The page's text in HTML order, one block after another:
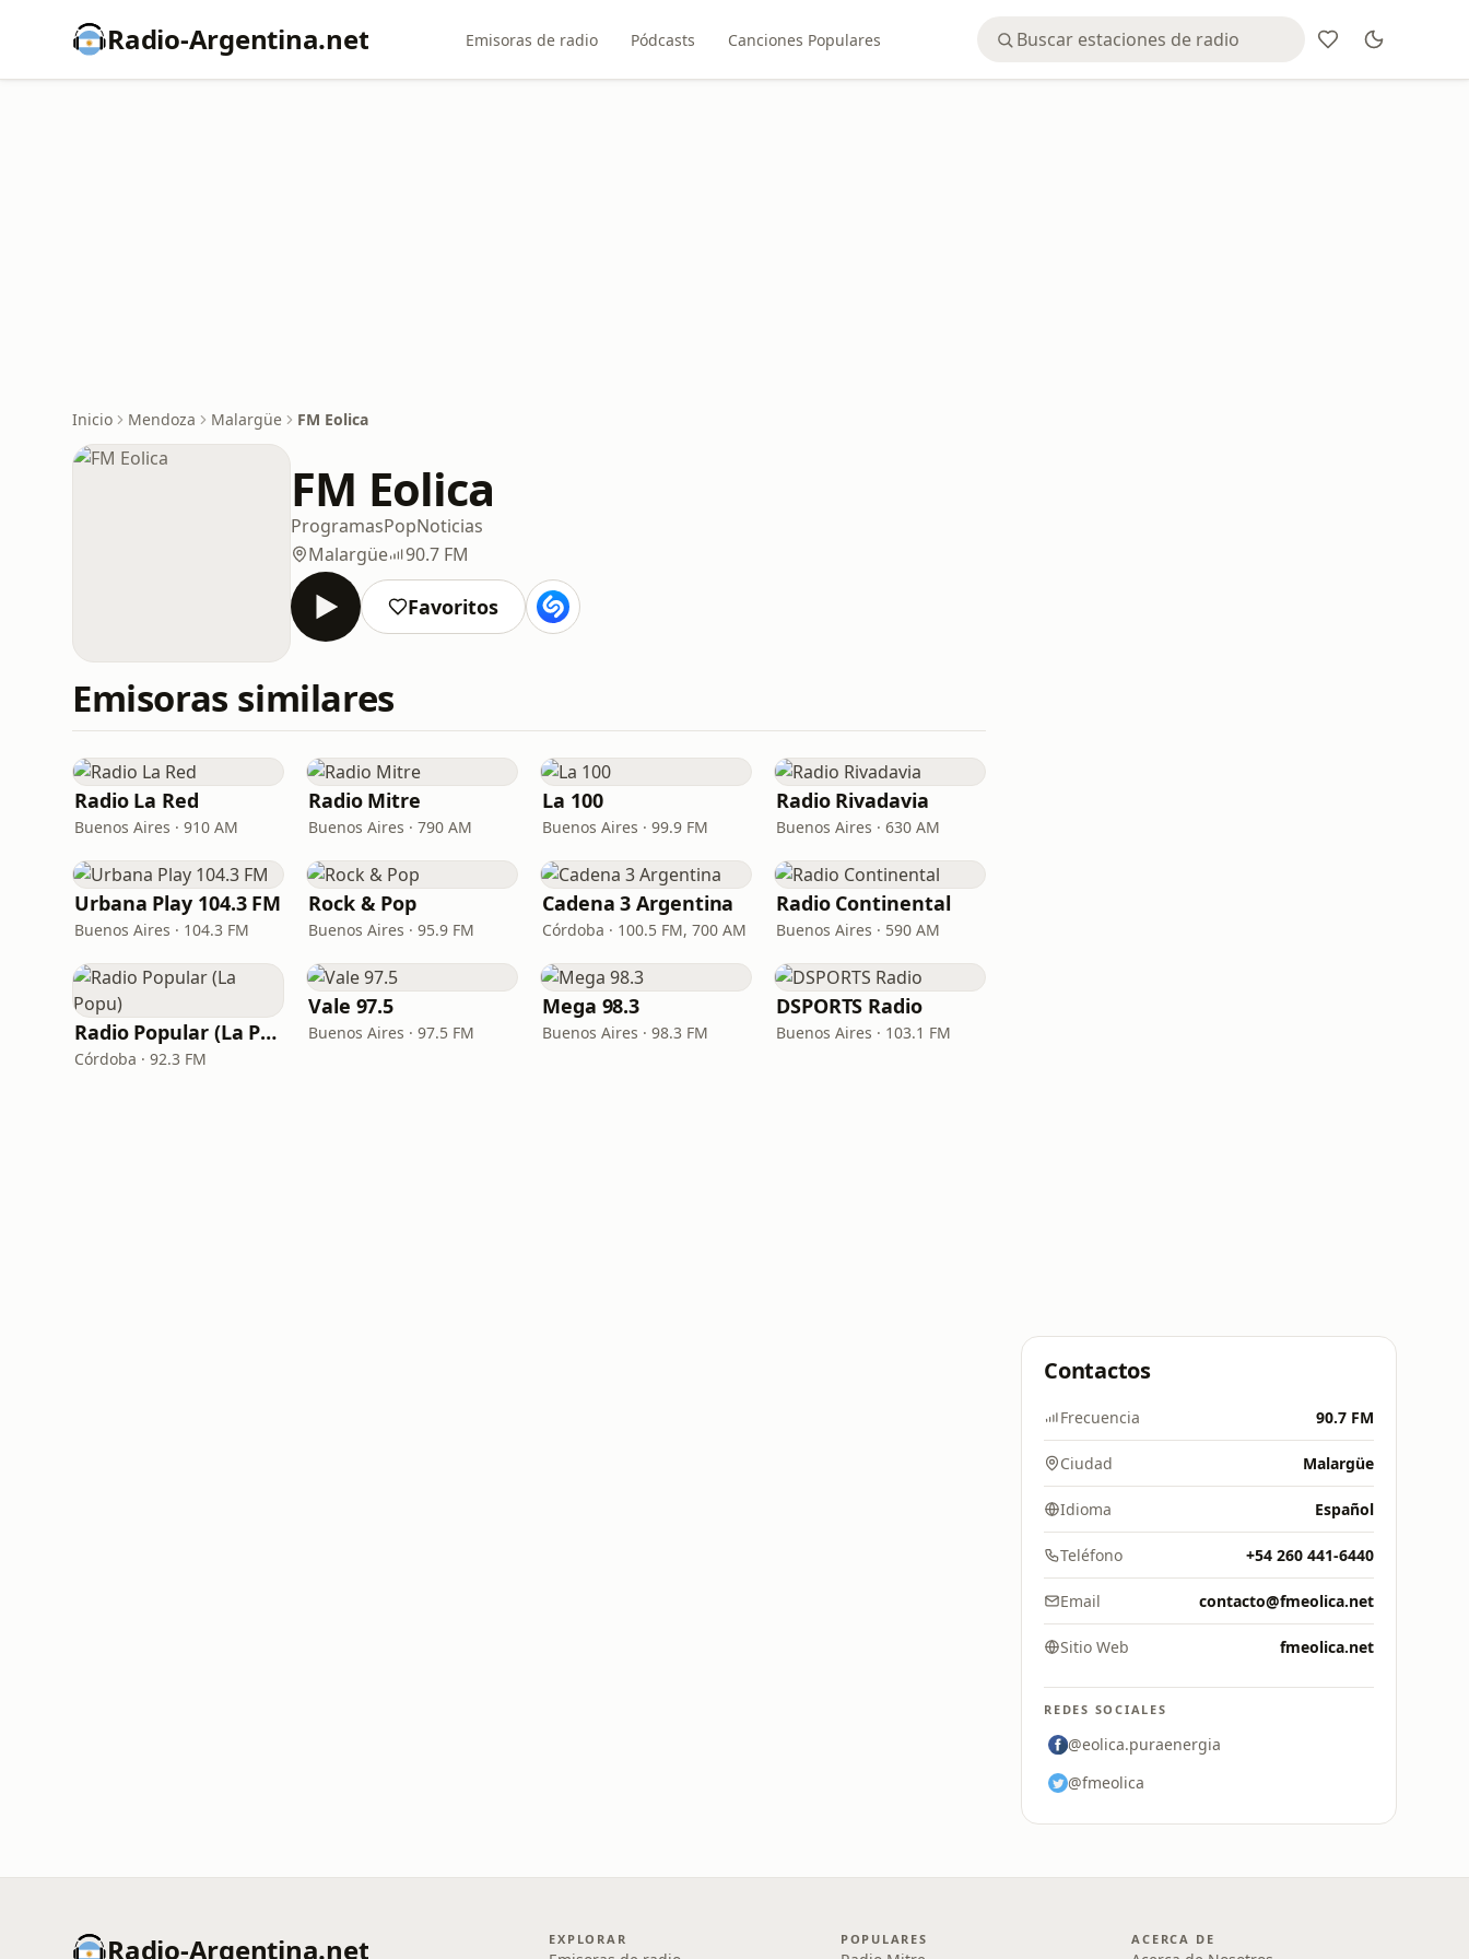
Radio-Argentina.net Emisoras de radio Pódcasts Canciones Populares
Inicio Mendoza Malargüe FM Eolica
FM Eolica
ProgramasPopNoticias
Malargüe
90.7 FM
Favoritos
Emisoras similares
Radio La Red
Buenos Aires · 910 AM
Radio Mitre
Buenos Aires · 790 AM
La 100
Buenos Aires · 99.9 FM
Radio Rivadavia
Buenos Aires · 630 AM
Urbana Play 104.3 FM
Buenos Aires · 104.3 FM
Rock & Pop
Buenos Aires · 95.9 FM
Cadena 3 Argentina
Córdoba · 100.5 FM, 700 AM
Radio Continental
Buenos Aires · 590 AM
Radio Popular (La Popu)
Córdoba · 92.3 FM
Vale 97.5
Buenos Aires · 97.5 FM
Mega 98.3
Buenos Aires · 98.3 FM
DSPORTS Radio
Buenos Aires · 103.1 FM
Contactos
Frecuencia 90.7 FM
Ciudad Malargüe
Idioma Español
Teléfono +54 260 441-6440
Email contacto@fmeolica.net
Sitio Web fmeolica.net
REDES SOCIALES
@eolica.puraenergia
@fmeolica
Radio-Argentina.net EXPLORAR POPULARES ACERCA DE